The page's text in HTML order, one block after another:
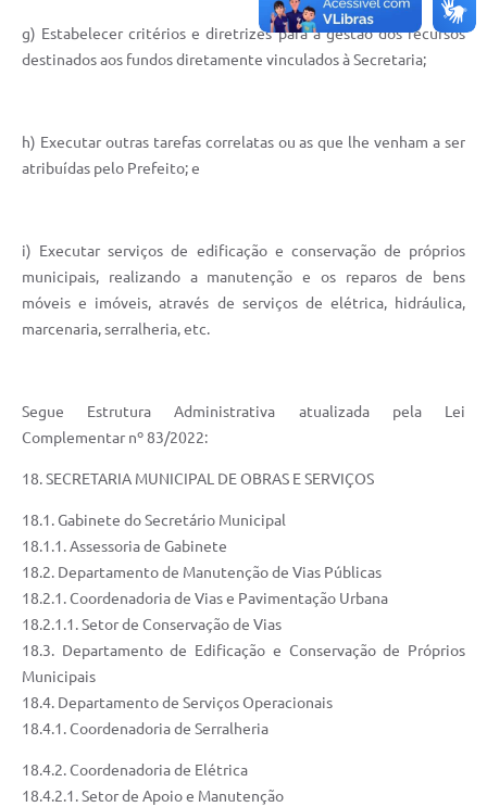
g) Estabelecer critérios e diretrizes para a gestão dos recursos
destinados aos fundos diretamente vinculados à Secretaria;
h) Executar outras tarefas correlatas ou as que lhe venham a ser
atribuídas pelo Prefeito; e
i) Executar serviços de edificação e conservação de próprios
municipais, realizando a manutenção e os reparos de bens
móveis e imóveis, através de serviços de elétrica, hidráulica,
marcenaria, serralheria, etc.
Segue Estrutura Administrativa atualizada pela Lei
Complementar nº 83/2022:
18. SECRETARIA MUNICIPAL DE OBRAS E SERVIÇOS
18.1. Gabinete do Secretário Municipal
18.1.1. Assessoria de Gabinete
18.2. Departamento de Manutenção de Vias Públicas
18.2.1. Coordenadoria de Vias e Pavimentação Urbana
18.2.1.1. Setor de Conservação de Vias
18.3. Departamento de Edificação e Conservação de Próprios
Municipais
18.4. Departamento de Serviços Operacionais
18.4.1. Coordenadoria de Serralheria
18.4.2. Coordenadoria de Elétrica
18.4.2.1. Setor de Apoio e Manutenção